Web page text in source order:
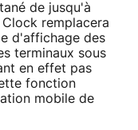
de jusqu'à
remplacera
d'affichage des
terminaux sous
en effet pas
fonction
mobile de